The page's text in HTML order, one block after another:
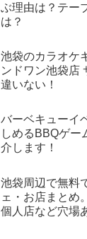
ぶ理由は？テー
は？
池袋のカラオケ
ンドワン池袋店
違いない！
バーベキューイ
しめるBBQゲー
介します！
池袋周辺で無料
ェ・お店まとめ
個人店など穴場